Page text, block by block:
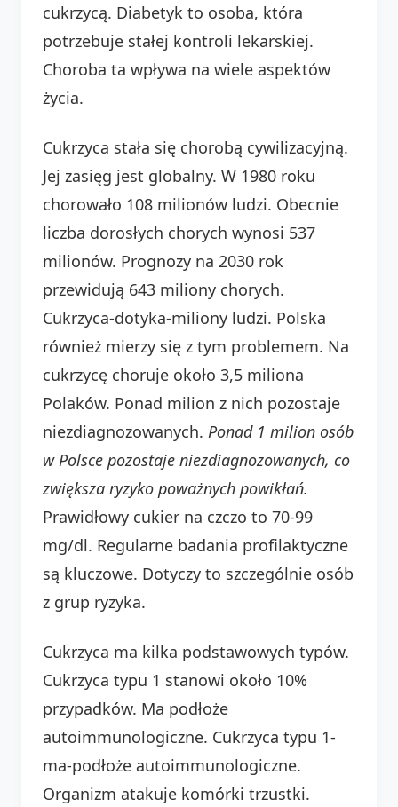
cukrzycą. Diabetyk to osoba, która
potrzebuje stałej kontroli lekarskiej.
Choroba ta wpływa na wiele aspektów
życia.
Cukrzyca stała się chorobą cywilizacyjną.
Jej zasięg jest globalny. W 1980 roku
chorowało 108 milionów ludzi. Obecnie
liczba dorosłych chorych wynosi 537
milionów. Prognozy na 2030 rok
przewidują 643 miliony chorych.
Cukrzyca-dotyka-miliony ludzi. Polska
również mierzy się z tym problemem. Na
cukrzycę choruje około 3,5 miliona
Polaków. Ponad milion z nich pozostaje
niezdiagnozowanych. Ponad 1 milion osób
w Polsce pozostaje niezdiagnozowanych, co
zwiększa ryzyko poważnych powikłań.
Prawidłowy cukier na czczo to 70-99
mg/dl. Regularne badania profilaktyczne
są kluczowe. Dotyczy to szczególnie osób
z grup ryzyka.
Cukrzyca ma kilka podstawowych typów.
Cukrzyca typu 1 stanowi około 10%
przypadków. Ma podłoże
autoimmunologiczne. Cukrzyca typu 1-
ma-podłoże autoimmunologiczne.
Organizm atakuje komórki trzustki.